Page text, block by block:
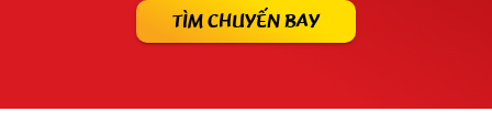
TÌM CHUYẾN BAY